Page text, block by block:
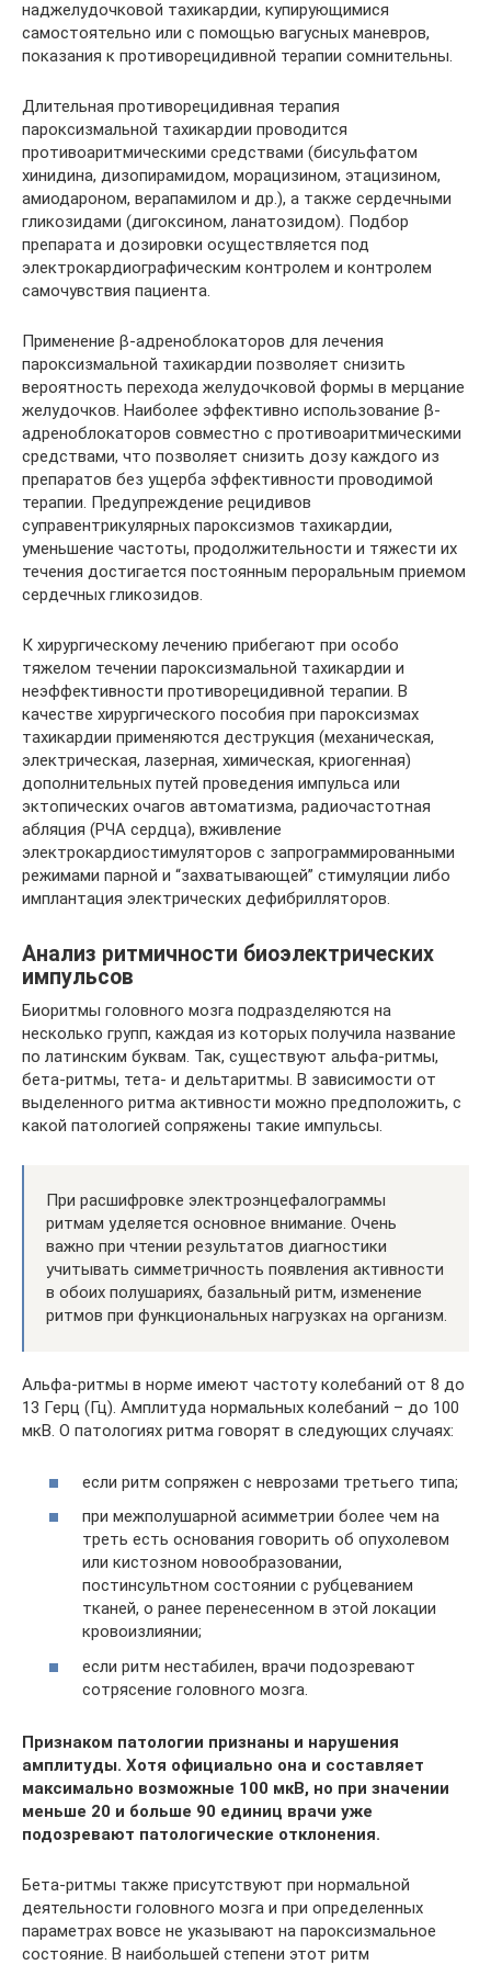
наджелудочковой тахикардии, купирующимися
самостоятельно или с помощью вагусных маневров,
показания к противорецидивной терапии сомнительны.
Длительная противорецидивная терапия
пароксизмальной тахикардии проводится
противоаритмическими средствами (бисульфатом
хинидина, дизопирамидом, морацизином, этацизином,
амиодароном, верапамилом и др.), а также сердечными
гликозидами (дигоксином, ланатозидом). Подбор
препарата и дозировки осуществляется под
электрокардиографическим контролем и контролем
самочувствия пациента.
Применение β-адреноблокаторов для лечения
пароксизмальной тахикардии позволяет снизить
вероятность перехода желудочковой формы в мерцание
желудочков. Наиболее эффективно использование β-
адреноблокаторов совместно с противоаритмическими
средствами, что позволяет снизить дозу каждого из
препаратов без ущерба эффективности проводимой
терапии. Предупреждение рецидивов
суправентрикулярных пароксизмов тахикардии,
уменьшение частоты, продолжительности и тяжести их
течения достигается постоянным пероральным приемом
сердечных гликозидов.
К хирургическому лечению прибегают при особо
тяжелом течении пароксизмальной тахикардии и
неэффективности противорецидивной терапии. В
качестве хирургического пособия при пароксизмах
тахикардии применяются деструкция (механическая,
электрическая, лазерная, химическая, криогенная)
дополнительных путей проведения импульса или
эктопических очагов автоматизма, радиочастотная
абляция (РЧА сердца), вживление
электрокардиостимуляторов с запрограммированными
режимами парной и “захватывающей” стимуляции либо
имплантация электрических дефибрилляторов.
Анализ ритмичности биоэлектрических
импульсов
Биоритмы головного мозга подразделяются на
несколько групп, каждая из которых получила название
по латинским буквам. Так, существуют альфа-ритмы,
бета-ритмы, тета- и дельтаритмы. В зависимости от
выделенного ритма активности можно предположить, с
какой патологией сопряжены такие импульсы.
При расшифровке электроэнцефалограммы
ритмам уделяется основное внимание. Очень
важно при чтении результатов диагностики
учитывать симметричность появления активности
в обоих полушариях, базальный ритм, изменение
ритмов при функциональных нагрузках на организм.
Альфа-ритмы в норме имеют частоту колебаний от 8 до
13 Герц (Гц). Амплитуда нормальных колебаний – до 100
мкВ. О патологиях ритма говорят в следующих случаях:
если ритм сопряжен с неврозами третьего типа;
при межполушарной асимметрии более чем на
треть есть основания говорить об опухолевом
или кистозном новообразовании,
постинсультном состоянии с рубцеванием
тканей, о ранее перенесенном в этой локации
кровоизлиянии;
если ритм нестабилен, врачи подозревают
сотрясение головного мозга.
Признаком патологии признаны и нарушения
амплитуды. Хотя официально она и составляет
максимально возможные 100 мкВ, но при значении
меньше 20 и больше 90 единиц врачи уже
подозревают патологические отклонения.
Бета-ритмы также присутствуют при нормальной
деятельности головного мозга и при определенных
параметрах вовсе не указывают на пароксизмальное
состояние. В наибольшей степени этот ритм